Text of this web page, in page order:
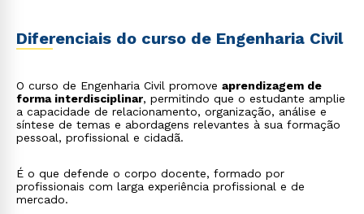
Engenharia civil forense
: investigação de falhas em
obras e elaboração de pareceres técnicos;
construções.
Diferenciais do curso de Engenharia Civil
O curso de Engenharia Civil promove aprendizagem de
forma interdisciplinar, permitindo que o estudante amplie
a capacidade de relacionamento, organização, análise e
síntese de temas e abordagens relevantes à sua formação
pessoal, profissional e cidadã.
É o que defende o corpo docente, formado por
profissionais com larga experiência profissional e de
mercado.